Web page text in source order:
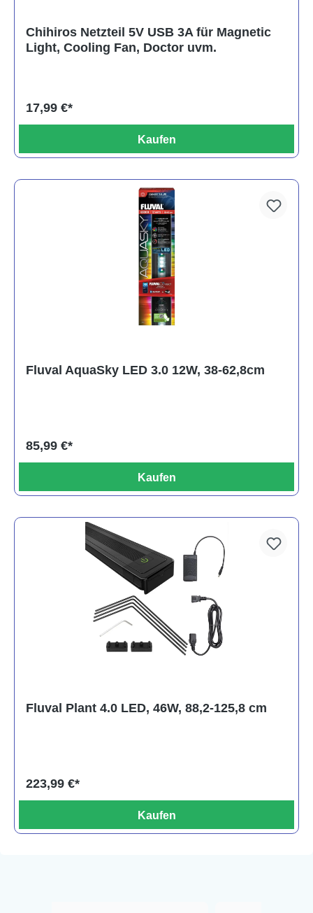
Chihiros Netzteil 5V USB 3A für Magnetic
Light, Cooling Fan, Doctor uvm.
17,99 €*
Kaufen
Fluval AquaSky LED 3.0 12W, 38-62,8cm
85,99 €*
Kaufen
Fluval Plant 4.0 LED, 46W, 88,2-125,8 cm
223,99 €*
Kaufen